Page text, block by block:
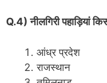
Q.4) नीलगिरी पहाड़ियां
आंध्र प्रदेश
राजस्थान